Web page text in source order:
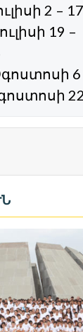
2 – 17
19 –
6